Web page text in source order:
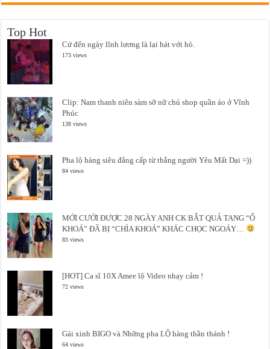
Top Hot
Cứ đến ngày lĩnh lương là lại hát với hò.
173 views
Clip: Nam thanh niên sàm sỡ nữ chủ shop quần áo ở Vĩnh
Phúc
138 views
Pha lộ hàng siêu đẳng cấp từ thằng người Yêu Mất Dại =))
84 views
MỚI CƯỚI ĐƯỢC 28 NGÀY ANH CK BẮT QUẢ TANG “Ổ
KHOÁ” ĐÃ BỊ “CHÌA KHOÁ” KHÁC CHỌC NGOÁY…
83 views
[HOT] Ca sĩ 10X Amee lộ Video nhạy cảm !
72 views
Gái xinh BIGO và Những pha LỘ hàng thần thánh !
64 views